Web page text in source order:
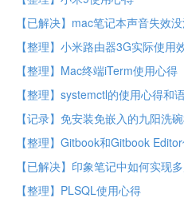
【已解决】mac笔记本声音失效
【整理】小米路由器3G实际使用
【整理】Mac终端iTerm使用心得
【整理】systemctl的使用心得和
【记录】免安装免嵌入的九阳洗
【整理】Gitbook和Gitbook
【已解决】印象笔记中如何实现
【整理】PLSQL使用心得